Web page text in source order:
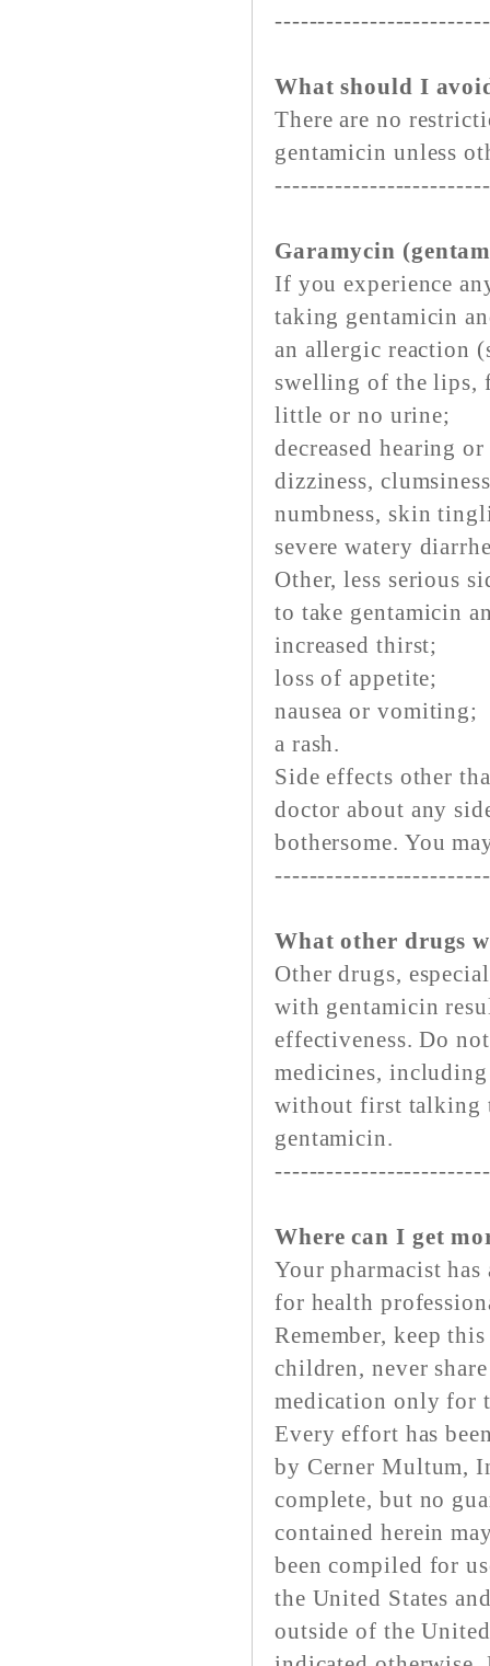
What should I
There are no
gentamicin unless
Garamycin
If you experience
taking gentamicin
an allergic reaction
swelling of the lips,
little or no urine;
decreased hearing
dizziness,
numbness, skin
severe watery
Other, less serious
to take gentamicin
increased thirst;
loss of appetite;
nausea or vomiting;
a rash.
Side effects other
doctor about any
bothersome. You
What other drugs
Other drugs,
with gentamicin
effectiveness. Do
medicines,
without first talking
gentamicin.
Where can I get
Your pharmacist
for health
Remember, keep
children, never
medication only for
Every effort has
by Cerner Multum,
complete, but no
contained herein
been compiled for
the United States
outside of the